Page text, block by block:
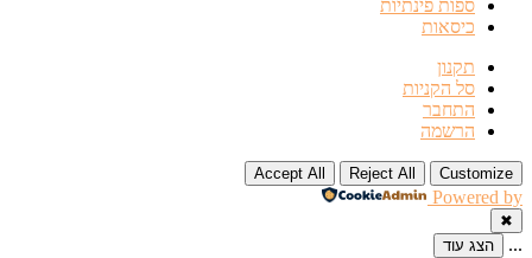
ספות פינתיות
כיסאות
תקנון
סל הקניות
התחבר
הרשמה
Customize
Reject All
Accept All
Powered by
✖
... הצג עוד